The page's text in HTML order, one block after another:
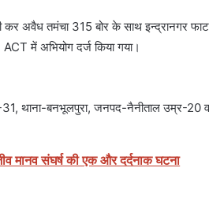
कर अवैध तमंचा 315 बोर के साथ इन्द्रानगर
में अभियोग दर्ज किया गया।
31, थाना-बनभूलपुरा, जनपद-नैनीताल उम्र-20
मानव संघर्ष की एक और दर्दनाक घटना